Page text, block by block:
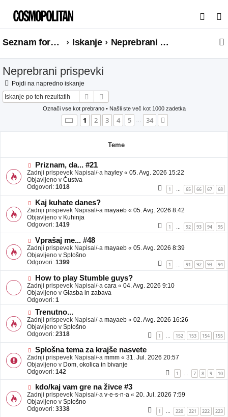
s
a
Seznam forumov Iskanje Neprebrani prispevki
Neprebrani prispevki
Pojdi na napredno iskanje
Iskanje
Označi vse kot prebrano• Našli ste več kot 1000 zadetka
Stran 1od34
1 2 3 4 5 … 34
Teme
N
o
v
e
b
a
v
e
Priznam, da... #21
Zadnji prispevek Napisal/-a hayley « 05. Avg. 2026 15:22
Objavljeno v Čustva
Odgovori: 1018 1 … 65 66 67 68
N
o
v
e
b
a
v
e
Kaj kuhate danes?
Zadnji prispevek Napisal/-a mayaeb « 05. Avg. 2026 8:42
Objavljeno v Kuhinja
Odgovori: 1419 1 … 92 93 94 95
N
o
v
e
b
a
v
e
Vprašaj me... #48
Zadnji prispevek Napisal/-a mayaeb « 05. Avg. 2026 8:39
Objavljeno v Splošno
Odgovori: 1399 1 91 92 93 94
N
o
v
e
o
b
j
a
v
e
How to play Stumble guys?
Zadnji prispevek Napisal/-a cara « 04. Avg. 2026 9:10
Objavljeno v Glasba in zabava
Odgovori: 1
N
o
v
e
o
b
a
v
e
Trenutno...
Zadnji prispevek Napisal/-a mayaeb « 02. Avg. 2026 16:26
Objavljeno v Splošno
Odgovori: 2318 1 152 153 154 155
N
o
v
e
o
b
a
v
e
Splošna tema za krajše nasvete
Zadnji prispevek Napisal/-a mmm « 31. Jul. 2026 20:57
Objavljeno v Dom, okolica in bivanje
Odgovori: 142 1 … 7 8 9 10
N
o
v
e
kdo/kaj vam gre na živce #3
Zadnji prispevek Napisal/-a v-e-s-n-a « 20. Jul. 2026 7:59
Objavljeno v Splošno
Odgovori: 3338 1 … 220 221 222 223